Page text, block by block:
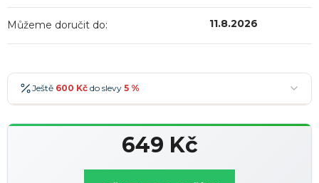
Můžeme doručit do: 11.8.2026
Ještě 600 Kč do slevy 5 %
649 Kč